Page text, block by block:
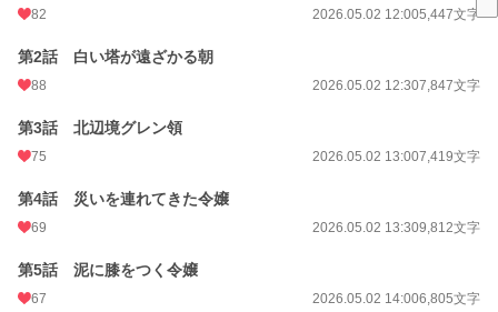
初回公開日時
初回完結日時 2026.05.02 21:32
週間ポイント
月間ポイント 20,194 pt (2,356 位)
累計ポイント 84,133 pt (33,544 位)
82 2026.05.02 12:005,447文字
第2話 白い塔が遠ざかる朝
88 2026.05.02 12:307,847文字
第3話 北辺境グレン領
75 2026.05.02 13:007,419文字
第4話 災いを連れてきた令嬢
69 2026.05.02 13:309,812文字
第5話 泥に膝をつく令嬢
67 2026.05.02 14:006,805文字